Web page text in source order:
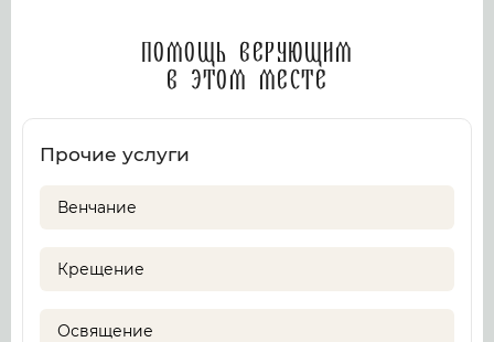
Помощь верующим
в этом месте
Прочие услуги
Венчание
Крещение
Освящение